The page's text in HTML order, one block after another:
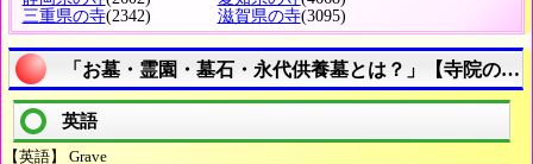
三重県の寺(2342) 滋賀県の寺(3095)
「お墓・霊園・墓石・永代供養墓とは？」【寺院の用
英語
【英語】 Grave